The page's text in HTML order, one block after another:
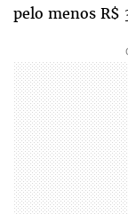
pelo menos R$